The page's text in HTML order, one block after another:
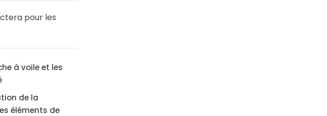
pour les
à voile et les
de la
éléments de